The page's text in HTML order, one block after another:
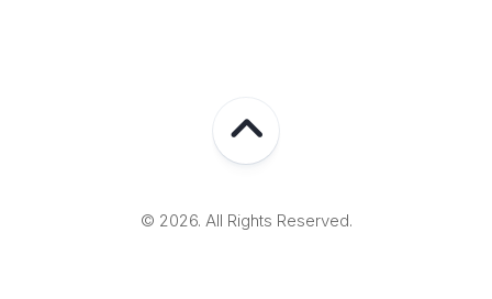
© 2026. All Rights Reserved.